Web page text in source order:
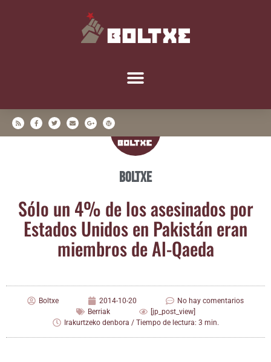
Boltxe
Sólo un 4% de los ase­si­na­dos por
Esta­dos Uni­dos en Pakis­tán eran
miem­bros de Al-Qaeda
Boltxe 2014-10-20
No hay comentarios
Berriak
[jp_post_view]
Irakurtzeko denbora / Tiempo de lectura: 3 min.